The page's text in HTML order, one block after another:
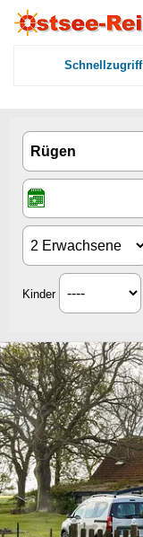
Schnellzugriff
Kinder